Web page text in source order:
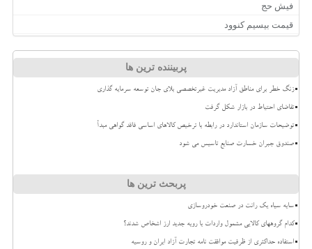
فیش حج
قیمت بیسیم کنوود
پربیننده ترین ها
زنگ خطر برای مناطق آزاد مدیریت غیرتخصصی بلای جان توسعه سرمایه گذاری
تقاضای احتیاط در بازار شکل گرفت
توضیحات سازمان استاندارد در رابطه با ترخیص کالاهای اساسی فاقد گواهی مبدأ
صندوق جبران خسارت صنایع تاسیس می شود
پربحث ترین ها
سایه سیاه یک رانت در صنعت خودروسازی
کدام گروههای کالایی مشمول واردات با رویه جدید ارز اشخاص شدند؟
استفاده حداکثری از ظرفیت موافقت نامه تجارت آزاد ایران و روسیه